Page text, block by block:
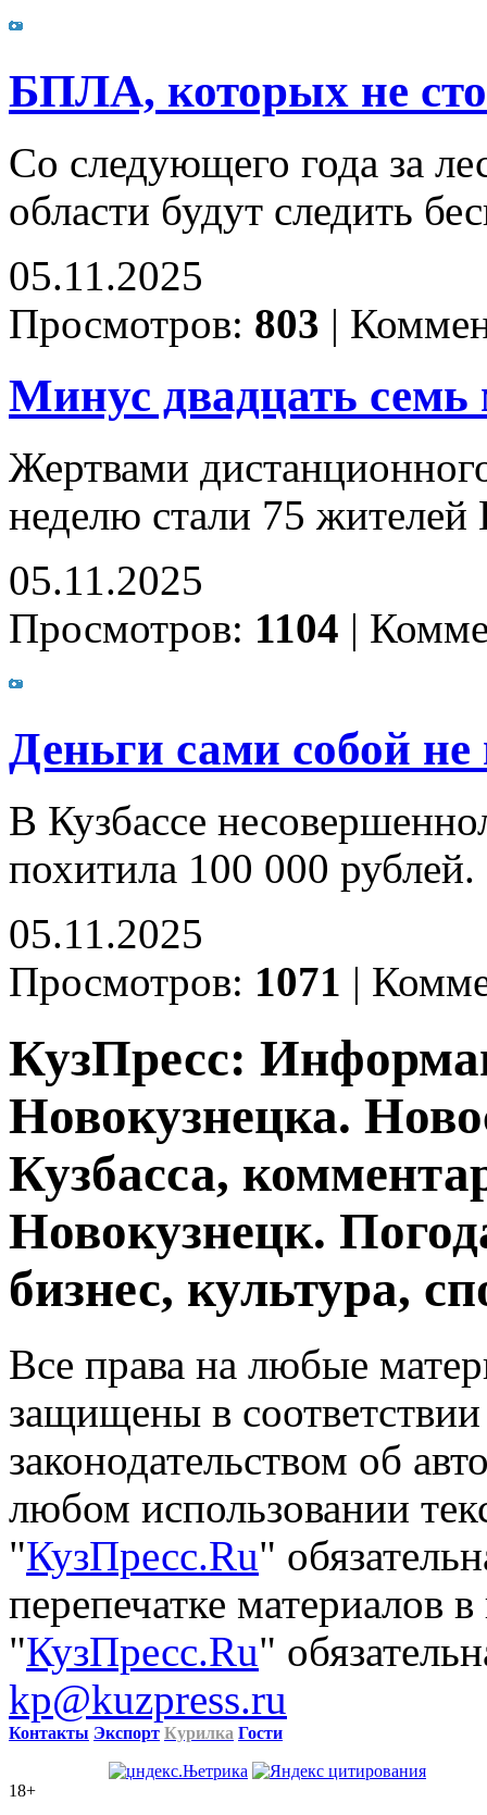
БПЛА, которых не
Со следующего года за
области будут следить
05.11.2025
Просмотров: 803 |
Минус двадцать
Жертвами
неделю стали 75 жителей
05.11.2025
Просмотров: 1104 |
Деньги сами собой
В Кузбассе
похитила 100 000 рублей.
05.11.2025
Просмотров: 1071 |
КузПресс:
Новокузнецка.
Кузбасса,
Новокузнецк.
бизнес, культура,
Все права на любые
защищены в
законодательством об
любом использовании
"КузПресс.Ru"
перепечатке материалов
"КузПресс.Ru"
kp@kuzpress.ru
Контакты Экспорт Курилка Гости
18+